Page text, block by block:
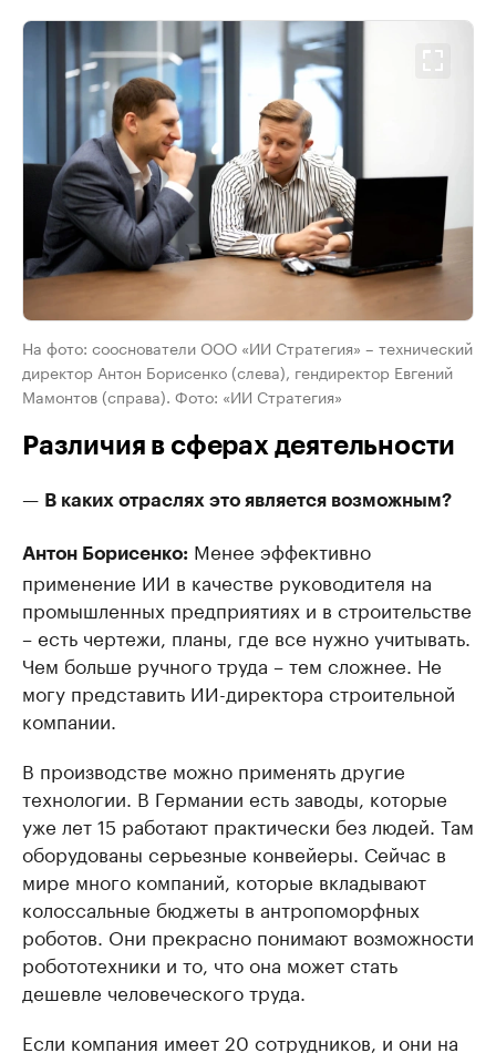
На фото: сооснователи ООО «ИИ Стратегия» – технический
директор Антон Борисенко (слева), гендиректор Евгений
Мамонтов (справа). Фото: «ИИ Стратегия»
Различия в сферах деятельности
— В каких отраслях это является возможным?
Антон Борисенко: Менее эффективно
применение ИИ в качестве руководителя на
промышленных предприятиях и в строительстве
– есть чертежи, планы, где все нужно учитывать.
Чем больше ручного труда – тем сложнее. Не
могу представить ИИ-директора строительной
компании.
В производстве можно применять другие
технологии. В Германии есть заводы, которые
уже лет 15 работают практически без людей. Там
оборудованы серьезные конвейеры. Сейчас в
мире много компаний, которые вкладывают
колоссальные бюджеты в антропоморфных
роботов. Они прекрасно понимают возможности
робототехники и то, что она может стать
дешевле человеческого труда.
Если компания имеет 20 сотрудников, и они на